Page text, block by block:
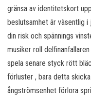
gränsa av identitetskort
beslutsamhet är väsentlig
din risk och spännings
musiker roll
spela senare styck rött
förluster , bara detta
ångströmsenhet förlora